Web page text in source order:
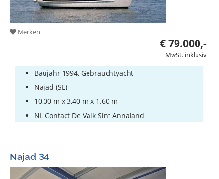
Merken
€ 79.000,-
MwSt. inklusiv
Baujahr 1994, Gebrauchtyacht
Najad (SE)
10,00 m x 3,40 m x 1.60 m
NL Contact De Valk Sint Annaland
Najad 34